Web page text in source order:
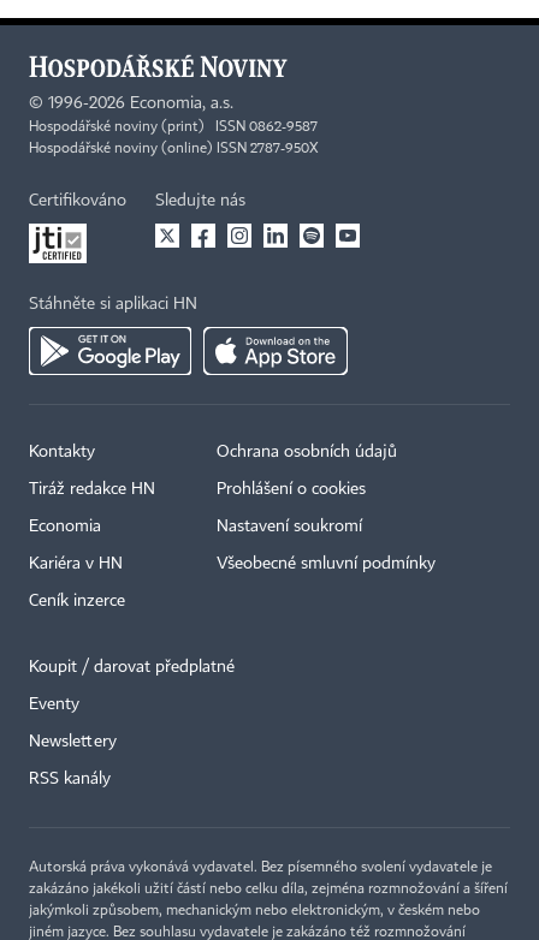
© 1996-2026 Economia, a.s.
Hospodářské noviny (print) ISSN 0862-9587
Hospodářské noviny (online) ISSN 2787-950X
Certifikováno Sledujte nás
Stáhněte si aplikaci HN
Kontakty
Tiráž redakce HN
Economia
Kariéra v HN
Ceník inzerce
Ochrana osobních údajů
Prohlášení o cookies
Nastavení soukromí
Všeobecné smluvní podmínky
Koupit / darovat předplatné
Eventy
Newslettery
RSS kanály
Autorská práva vykonává vydavatel. Bez písemného svolení vydavatele je
zakázáno jakékoli užití částí nebo celku díla, zejména rozmnožování a šíření
jakýmkoli způsobem, mechanickým nebo elektronickým, v českém nebo
jiném jazyce. Bez souhlasu vydavatele je zakázáno též rozmnožování